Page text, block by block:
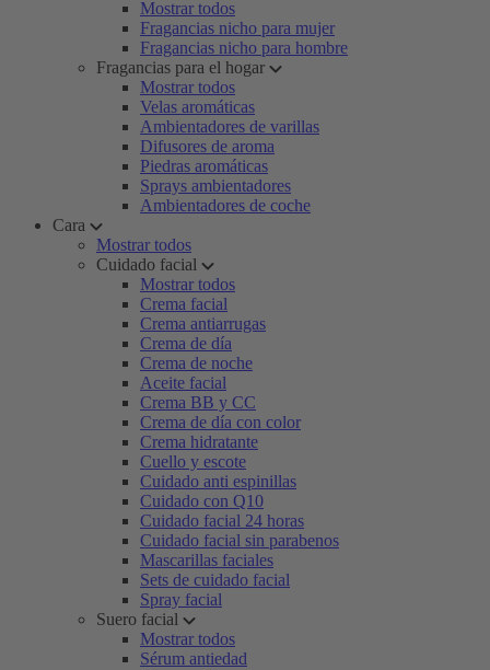
Mostrar todos
Fragancias nicho para mujer
Fragancias nicho para hombre
Fragancias para el hogar
Mostrar todos
Velas aromáticas
Ambientadores de varillas
Difusores de aroma
Piedras aromáticas
Sprays ambientadores
Ambientadores de coche
Cara
Mostrar todos
Cuidado facial
Mostrar todos
Crema facial
Crema antiarrugas
Crema de día
Crema de noche
Aceite facial
Crema BB y CC
Crema de día con color
Crema hidratante
Cuello y escote
Cuidado anti espinillas
Cuidado con Q10
Cuidado facial 24 horas
Cuidado facial sin parabenos
Mascarillas faciales
Sets de cuidado facial
Spray facial
Suero facial
Mostrar todos
Sérum antiedad